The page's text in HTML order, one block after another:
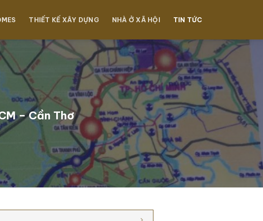
THIẾT KẾ XÂY DỰNG NHÀ Ở XÃ HỘI TIN TỨC
– Cần Thơ